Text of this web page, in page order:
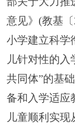
意见》 (教基
小学建立科学
儿针对性的入
共同体”的基
备和入学适应
儿童顺利实现